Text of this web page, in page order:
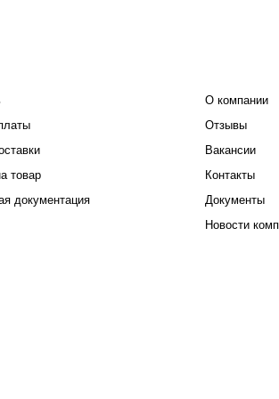
товар
документация
О компании
Отзывы
Вакансии
Контакты
Документы
Новости